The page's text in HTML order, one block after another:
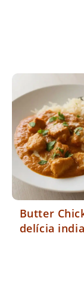
Butter
delícia